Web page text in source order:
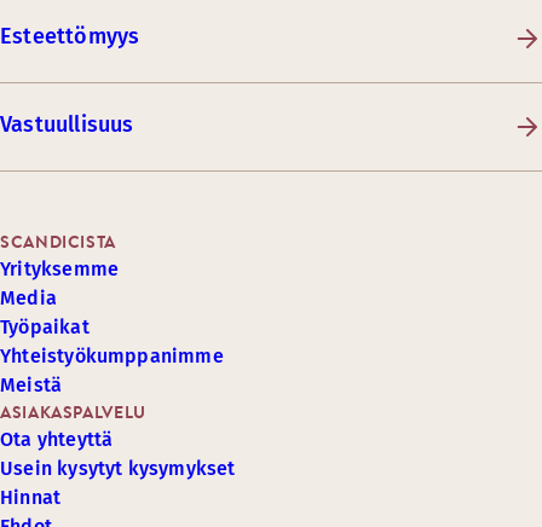
Esteettömyys
Vastuullisuus
ASIAKASPALVELU
Ota yhteyttä
Usein kysytyt kysymykset
Hinnat
SCANDICISTA
Yrityksemme
Media
Työpaikat
Yhteistyökumppanimme
Meistä